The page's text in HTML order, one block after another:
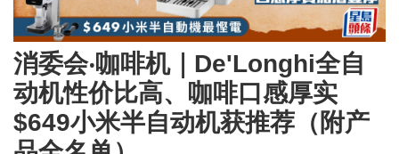
消委会‧咖啡机｜De'Longhi全自
动机性价比高、咖啡口感厚实
$649小米半自动机获推荐（附产